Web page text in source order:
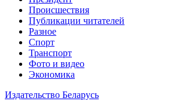
Происшествия
Публикации читателей
Разное
Спорт
Транспорт
Фото и видео
Экономика
Издательство Беларусь